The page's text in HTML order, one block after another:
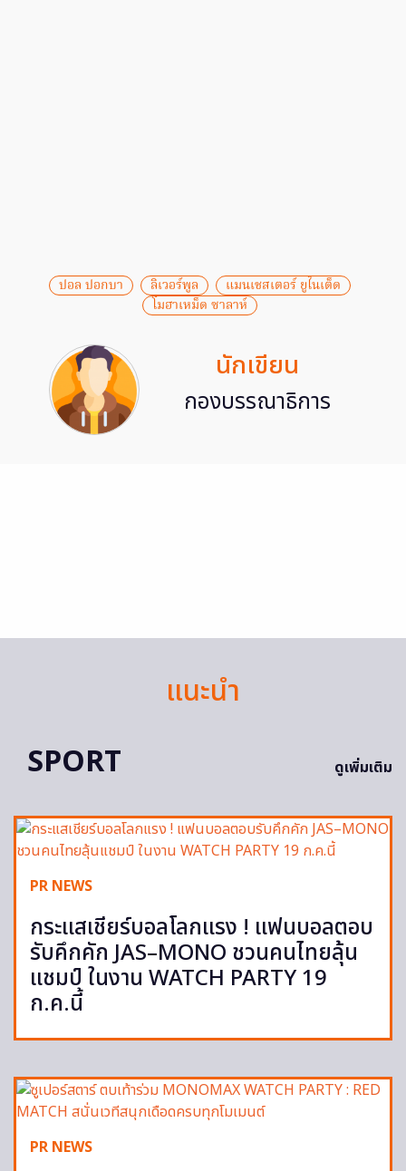
ปอล ปอกบา ลิเวอร์พูล
แมนเชสเตอร์ ยูไนเต็ด
โมฮาเหม็ด ซาลาห์
นักเขียน
กองบรรณาธิการ
แนะนำ
SPORT
ดูเพิ่มเติม
PR NEWS
กระแสเชียร์บอลโลกแรง ! แฟนบอลตอบ
รับคึกคัก JAS–MONO ชวนคนไทยลุ้น
แชมป์ ในงาน WATCH PARTY 19
ก.ค.นี้
PR NEWS